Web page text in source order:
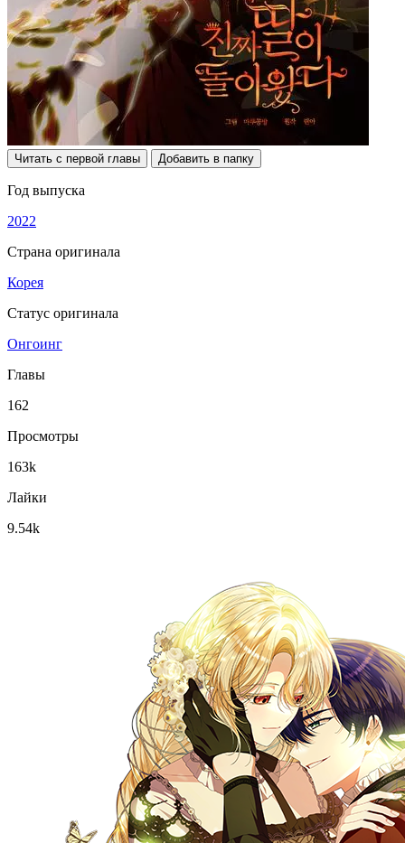
Читать с первой главы Добавить в папку
Год выпуска
2022
Страна оригинала
Корея
Статус оригинала
Онгоинг
Главы
162
Просмотры
163k
Лайки
9.54k